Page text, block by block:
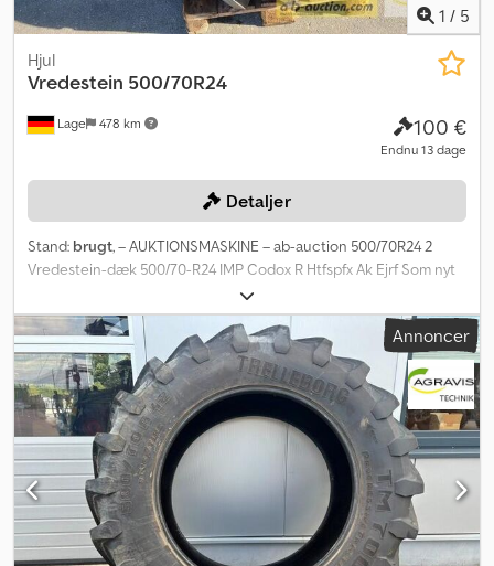
1 / 5
Lage 478 km
Hjul
Vredestein 500/70R24
100 €
Endnu 13 dage
Detaljer
Stand: brugt, – AUKTIONSMASKINE – ab-auction 500/70R24 2
Vredestein-dæk 500/70-R24 IMP Codox R Htfspfx Ak Ejrf Som nyt
Du kan byde på denne maskine online Startprisen er 100,00 EUR
ekskl. moms Registrer dig gratis og deltag i budgivningen. Klik her
for at komme til auktionen: ----- ----- Spændende onlineauktion!
Begynd at byde NU! ab-auction
Annoncer